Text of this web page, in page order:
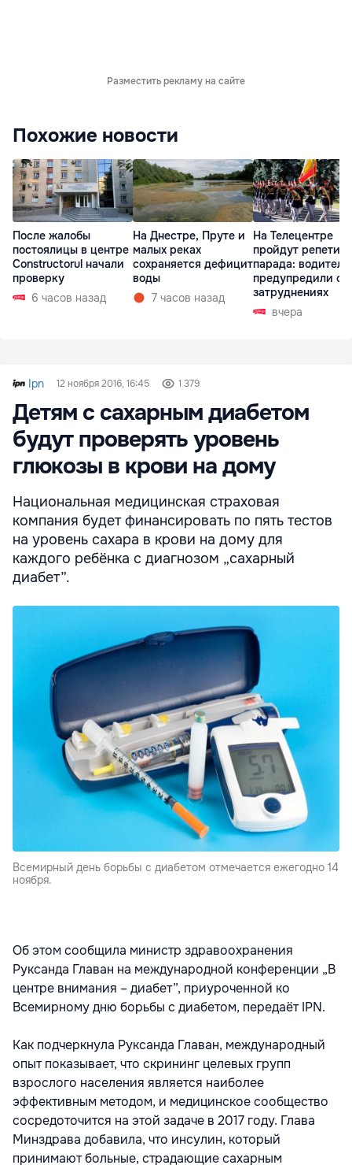
Разместить рекламу на сайте
Похожие новости
После жалобы
постоялицы в центре
Constructorul начали
проверку
6 часов назад
На Днестре, Пруте и
малых реках
сохраняется дефицит
воды
7 часов назад
На Телецентре
пройдут
парада:
предупредили о
затруднениях
вчера
Ipn 12 ноября 2016, 16:45 1 379
Детям с сахарным диабетом
будут проверять уровень
глюкозы в крови на дому
Национальная медицинская страховая
компания будет финансировать по пять тестов
на уровень сахара в крови на дому для
каждого ребёнка с диагнозом „сахарный
диабет”.
Всемирный день борьбы с диабетом отмечается ежегодно 14
ноября.
Об этом сообщила министр здравоохранения
Руксанда Главан на международной конференции „В
центре внимания – диабет”, приуроченной ко
Всемирному дню борьбы с диабетом, передаёт IPN.
Как подчеркнула Руксанда Главан, международный
опыт показывает, что скрининг целевых групп
взрослого населения является наиболее
эффективным методом, и медицинское сообщество
сосредоточится на этой задаче в 2017 году. Глава
Минздрава добавила, что инсулин, который
принимают больные, страдающие сахарным